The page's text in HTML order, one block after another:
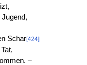
Schar[424]
–